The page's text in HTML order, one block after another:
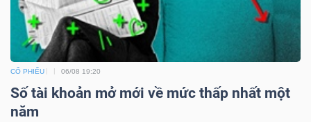
CỔ PHIẾU 06/08 19:20
Số tài khoản mở mới về mức thấp nhất một
năm